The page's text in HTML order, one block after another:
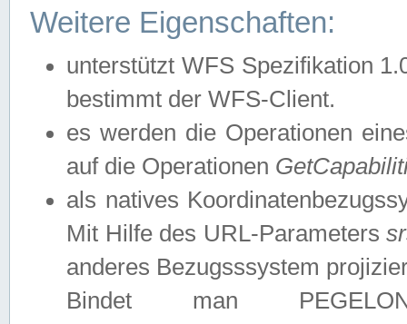
Weitere Eigenschaften:
unterstützt WFS Spezifikation
bestimmt der WFS-Client.
es werden die Operationen
auf die Operationen
als natives
Mit Hilfe des URL-Parameters
anderes Bezugsssystem
Bindet man